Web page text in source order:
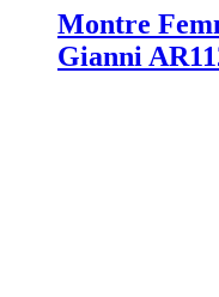
Montre
Gianni